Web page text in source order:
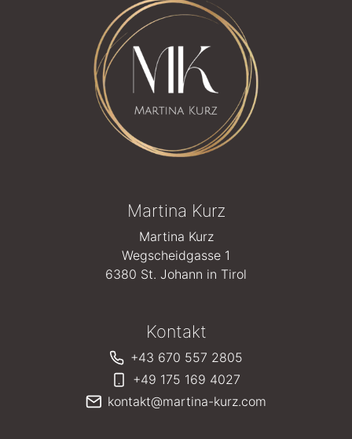
Martina Kurz
Martina Kurz
Wegscheidgasse 1
6380 St. Johann in Tirol
Kontakt
+43 670 557 2805
+49 175 169 4027
kontakt@martina-kurz.com